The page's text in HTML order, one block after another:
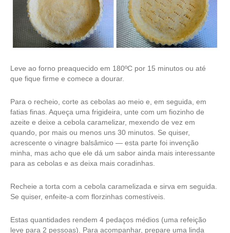
Leve ao forno preaquecido em 180ºC por 15 minutos ou até
que fique firme e comece a dourar.
Para o recheio, corte as cebolas ao meio e, em seguida, em
fatias finas. Aqueça uma frigideira, unte com um fiozinho de
azeite e deixe a cebola caramelizar, mexendo de vez em
quando, por mais ou menos uns 30 minutos. Se quiser,
acrescente o vinagre balsâmico — esta parte foi invenção
minha, mas acho que ele dá um sabor ainda mais interessante
para as cebolas e as deixa mais coradinhas.
Recheie a torta com a cebola caramelizada e sirva em seguida.
Se quiser, enfeite-a com florzinhas comestíveis.
Estas quantidades rendem 4 pedaços médios (uma refeição
leve para 2 pessoas). Para acompanhar, prepare uma linda